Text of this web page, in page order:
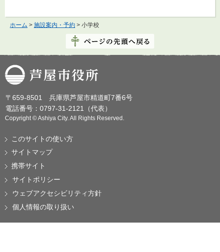
ホーム > 施設案内・予約 > 小学校
芦屋市役所
〒659-8501 兵庫県芦屋市精道町7番6号
電話番号：0797-31-2121（代表）
Copyright © Ashiya City. All Rights Reserved.
このサイトの使い方
サイトマップ
携帯サイト
サイトポリシー
ウェブアクセシビリティ方針
個人情報の取り扱い